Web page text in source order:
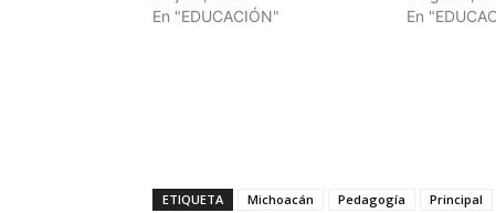
En "EDUCACIÓN"
En
ETIQUETA Michoacán Pedagogía Principal